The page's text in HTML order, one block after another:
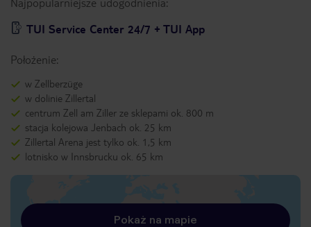
TUI Service Center 24/7 + TUI App
Położenie:
w Zellberzüge
w dolinie Zillertal
centrum Zell am Ziller ze sklepami ok. 800 m
stacja kolejowa Jenbach ok. 25 km
Zillertal Arena jest tylko ok. 1,5 km
lotnisko w Innsbrucku ok. 65 km
Pokaż na mapie